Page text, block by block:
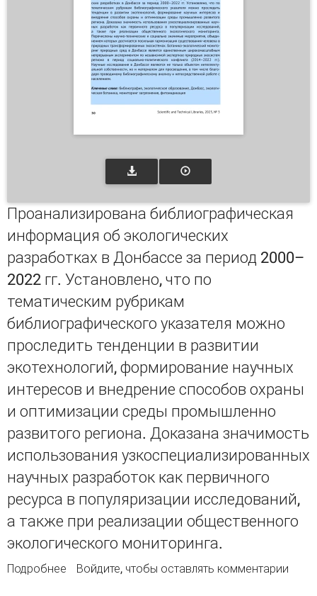
Проанализирована библиографическая
информация об экологических
разработках в Донбассе за период 2000–
2022 гг. Установлено, что по
тематическим рубрикам
библиографического указателя можно
проследить тенденции в развитии
экотехнологий, формирование научных
интересов и внедрение способов охраны
и оптимизации среды промышленно
развитого региона. Доказана значимость
использования узкоспециализированных
научных разработок как первичного
ресурса в популяризации исследований,
а также при реализации общественного
экологического мониторинга.
Подробнее о Экологические разработки в Донбассе:
Войдите, чтобы оставлять комментарии